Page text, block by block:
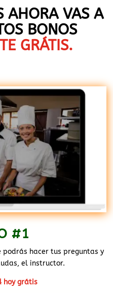
AHORA VAS A
BONOS
GRÁTIS.
#1
podrás hacer tus preguntas y
el instructor.
hoy grátis